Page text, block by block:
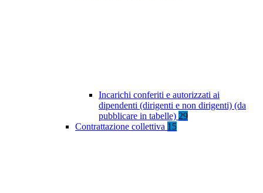
Incarichi conferiti e autorizzati ai
dipendenti (dirigenti e non dirigenti) (da
pubblicare in tabelle) 29
Contrattazione collettiva 15